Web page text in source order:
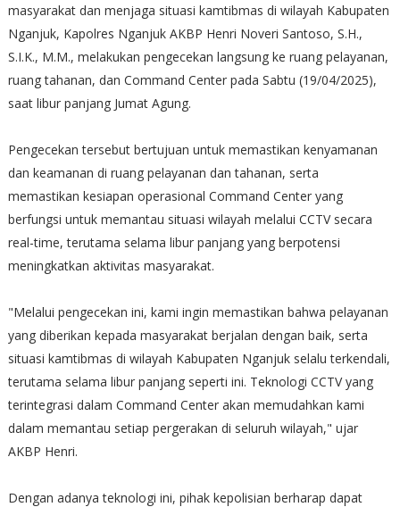
masyarakat dan menjaga situasi kamtibmas di wilayah Kabupaten
Nganjuk, Kapolres Nganjuk AKBP Henri Noveri Santoso, S.H.,
S.I.K., M.M., melakukan pengecekan langsung ke ruang pelayanan,
ruang tahanan, dan Command Center pada Sabtu (19/04/2025),
saat libur panjang Jumat Agung.
Pengecekan tersebut bertujuan untuk memastikan kenyamanan
dan keamanan di ruang pelayanan dan tahanan, serta
memastikan kesiapan operasional Command Center yang
berfungsi untuk memantau situasi wilayah melalui CCTV secara
real-time, terutama selama libur panjang yang berpotensi
meningkatkan aktivitas masyarakat.
"Melalui pengecekan ini, kami ingin memastikan bahwa pelayanan
yang diberikan kepada masyarakat berjalan dengan baik, serta
situasi kamtibmas di wilayah Kabupaten Nganjuk selalu terkendali,
terutama selama libur panjang seperti ini. Teknologi CCTV yang
terintegrasi dalam Command Center akan memudahkan kami
dalam memantau setiap pergerakan di seluruh wilayah," ujar
AKBP Henri.
Dengan adanya teknologi ini, pihak kepolisian berharap dapat